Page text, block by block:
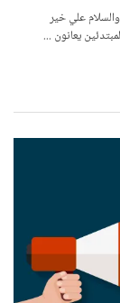
علي خير
يعانون ...